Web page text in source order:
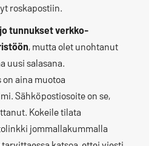
roskapostiin.
tunnukset verkko-
, mutta olet unohtanut
uusi salasana.
aina muotoa
Sähköpostiosoite on se,
Kokeile tilata
jommallakummalla